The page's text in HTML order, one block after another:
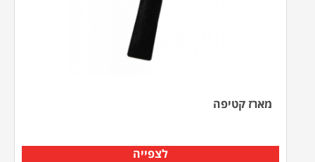
מארז קטיפה
לצפייה